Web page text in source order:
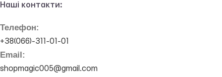
Наші контакти:
Телефон:
+38(066)-311-01-01
Email:
shopmagic005@gmail.com